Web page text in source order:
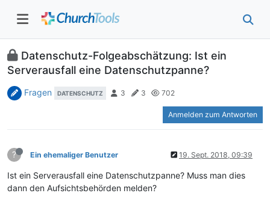
Datenschutz-Folgeabschätzung: Ist ein
Serverausfall eine Datenschutzpanne?
Fragen DATENSCHUTZ 3 3 702
Anmelden zum Antworten
? Ein ehemaliger Benutzer 19. Sept. 2018, 09:39
Ist ein Serverausfall eine Datenschutzpanne? Muss man dies
dann den Aufsichtsbehörden melden?